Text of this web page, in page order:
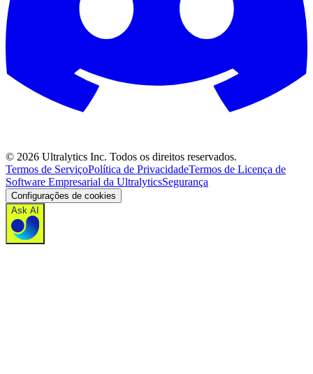
© 2026 Ultralytics Inc. Todos os direitos reservados.
Termos de ServiçoPolítica de PrivacidadeTermos de Licença de
Software Empresarial da UltralyticsSegurança
Configurações de cookies
Ask AI